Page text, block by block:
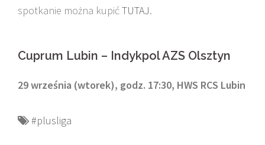
spotkanie można kupić TUTAJ.
Cuprum Lubin – Indykpol AZS Olsztyn
29 września (wtorek), godz. 17:30, HWS RCS Lubin
#plusliga